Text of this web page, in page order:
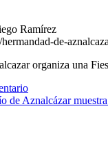
Ramírez
de-
organiza una